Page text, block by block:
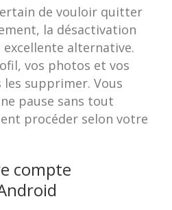
de vouloir quitter
la désactivation
alternative.
vos photos et vos
supprimer. Vous
pause sans tout
procéder selon votre
compte